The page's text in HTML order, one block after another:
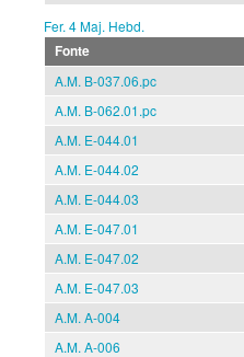
Fer. 4 Maj. Hebd.
Fonte
A.M. B-037.06.pc
A.M. B-062.01.pc
A.M. E-044.01
A.M. E-044.02
A.M. E-044.03
A.M. E-047.01
A.M. E-047.02
A.M. E-047.03
A.M. A-004
A.M. A-006